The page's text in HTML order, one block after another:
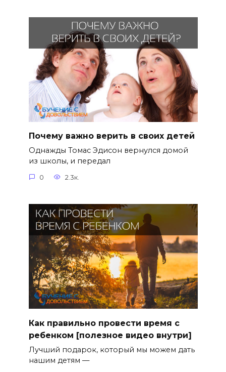
Почему важно верить в своих детей
Однажды Томас Эдисон вернулся домой
из школы, и передал
0 2.3к.
Как правильно провести время с
ребенком [полезное видео внутри]
Лучший подарок, который мы можем дать
нашим детям —